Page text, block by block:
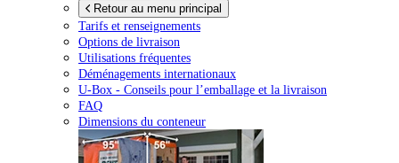
Retour au menu principal
Tarifs et renseignements
Options de livraison
Utilisations fréquentes
Déménagements internationaux
U-Box - Conseils pour l’emballage et la livraison
FAQ
Dimensions du conteneur